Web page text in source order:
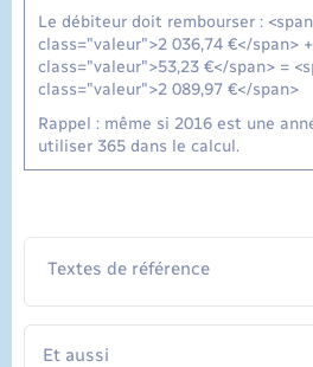
Le débiteur doit rembourser : <span
class="valeur">2 036,74 €</span>
class="valeur">53,23 €</span> =
class="valeur">2 089,97 €</span>
Rappel : même si 2016 est une
utiliser 365 dans le calcul.
Textes de référence
Et aussi